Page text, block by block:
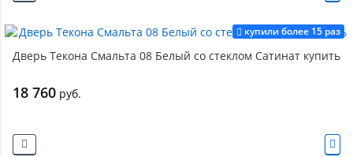
купили более 15 раз
Дверь Текона Смальта 08 Белый со стеклом Сатинат купить
18 760 руб.